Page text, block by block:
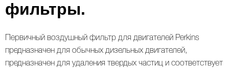
фильтры.
Первичный воздушный фильтр для двигателей Perkins
предназначен для обычных дизельных двигателей,
предназначен для удаления твердых частиц и соответствует